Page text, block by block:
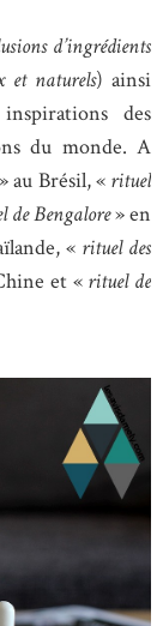
d’ingrédients
et naturels) ainsi
des
du monde. A
au Brésil, « rituel
de Bengalore» en
« rituel des
et « rituel de